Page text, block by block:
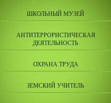
ШКОЛЬНЫЙ МУЗЕЙ
АНТИТЕРРОРИСТИЧЕСКАЯ
ДЕЯТЕЛЬНОСТЬ
ОХРАНА ТРУДА
ЗЕМСКИЙ УЧИТЕЛЬ